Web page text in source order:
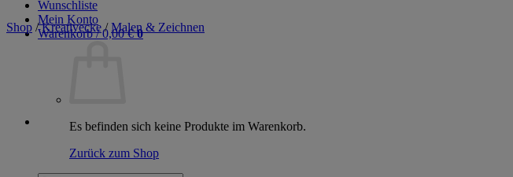
Wunschliste
Mein Konto
Warenkorb /0,00€ 0
Es befinden sich keine Produkte im Warenkorb.
Zurück zum Shop
Shop / Kreativecke / Malen & Zeichnen